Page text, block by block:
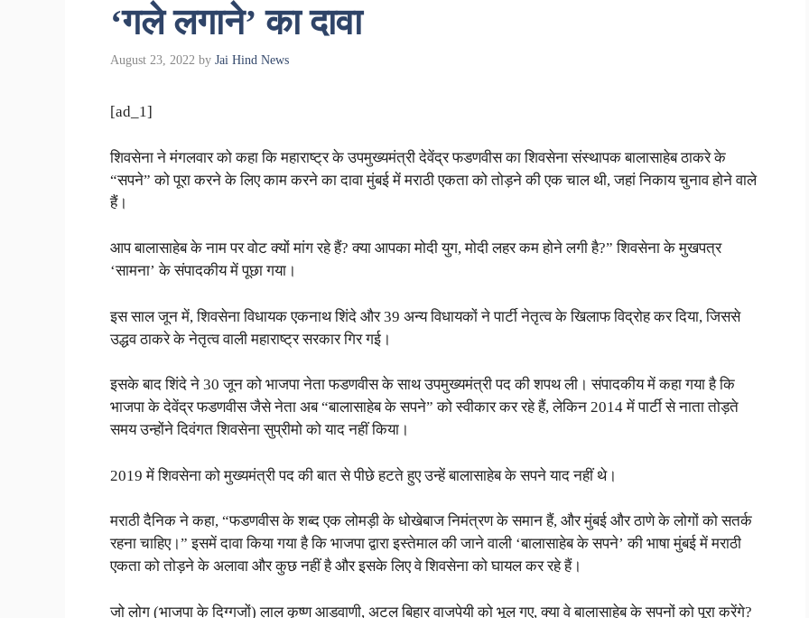
‘गले लगाने’ का दावा
August 23, 2022 by Jai Hind News
[ad_1]
शिवसेना ने मंगलवार को कहा कि महाराष्ट्र के उपमुख्यमंत्री देवेंद्र फडणवीस का शिवसेना संस्थापक बालासाहेब ठाकरे के
“सपने” को पूरा करने के लिए काम करने का दावा मुंबई में मराठी एकता को तोड़ने की एक चाल थी, जहां निकाय चुनाव होने वाले
हैं।
आप बालासाहेब के नाम पर वोट क्यों मांग रहे हैं? क्या आपका मोदी युग, मोदी लहर कम होने लगी है?” शिवसेना के मुखपत्र
‘सामना’ के संपादकीय में पूछा गया।
इस साल जून में, शिवसेना विधायक एकनाथ शिंदे और 39 अन्य विधायकों ने पार्टी नेतृत्व के खिलाफ विद्रोह कर दिया, जिससे
उद्धव ठाकरे के नेतृत्व वाली महाराष्ट्र सरकार गिर गई।
इसके बाद शिंदे ने 30 जून को भाजपा नेता फडणवीस के साथ उपमुख्यमंत्री पद की शपथ ली। संपादकीय में कहा गया है कि
भाजपा के देवेंद्र फडणवीस जैसे नेता अब “बालासाहेब के सपने” को स्वीकार कर रहे हैं, लेकिन 2014 में पार्टी से नाता तोड़ते
समय उन्होंने दिवंगत शिवसेना सुप्रीमो को याद नहीं किया।
2019 में शिवसेना को मुख्यमंत्री पद की बात से पीछे हटते हुए उन्हें बालासाहेब के सपने याद नहीं थे।
मराठी दैनिक ने कहा, “फडणवीस के शब्द एक लोमड़ी के धोखेबाज निमंत्रण के समान हैं, और मुंबई और ठाणे के लोगों को सतर्क
रहना चाहिए।” इसमें दावा किया गया है कि भाजपा द्वारा इस्तेमाल की जाने वाली ‘बालासाहेब के सपने’ की भाषा मुंबई में मराठी
एकता को तोड़ने के अलावा और कुछ नहीं है और इसके लिए वे शिवसेना को घायल कर रहे हैं।
जो लोग (भाजपा के दिग्गजों) लाल कृष्ण आडवाणी, अटल बिहार वाजपेयी को भूल गए, क्या वे बालासाहेब के सपनों को पूरा करेंगे?